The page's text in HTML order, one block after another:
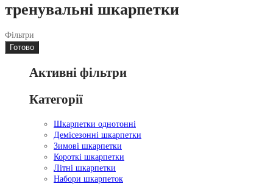
тренувальні шкарпетки
Фільтри
Готово
Активні фільтри
Категорії
Шкарпетки однотонні
Демісезонні шкарпетки
Зимові шкарпетки
Короткі шкарпетки
Літні шкарпетки
Набори шкарпеток